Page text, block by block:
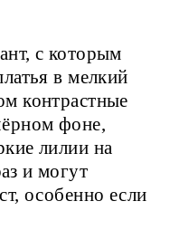
с которым
в мелкий
контрастные
фоне,
лилии на
и могут
особенно если